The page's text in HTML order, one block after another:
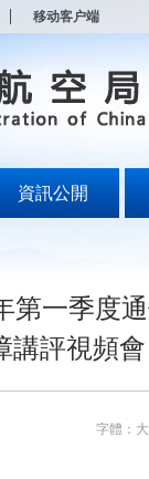
移动客户端
資訊公開
第一季度
講評視頻會
字體： 大